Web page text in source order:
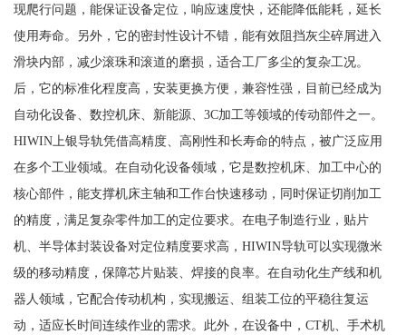
现爬行问题，能保证设备定位，响应速度快，还能降低能耗，延长
使用寿命。另外，它的密封性设计不错，能有效阻挡灰尘碎屑进入
滑块内部，减少滚珠和滚道的磨损，适合工厂多尘的复杂工况。
后，它的标准化程度高，安装更换方便，兼容性强，目前已经成为
自动化设备、数控机床、新能源、3C加工等领域的传动部件之一。
HIWIN上银导轨凭借高精度、高刚性和长寿命的特点，被广泛应用
在多个工业领域。在自动化设备领域，它是数控机床、加工中心的
核心部件，能支撑机床主轴和工作台快速移动，同时保证切削加工
的精度，满足复杂零件加工的定位要求。在电子制造行业，贴片
机、半导体封装设备对定位精度要求高，HIWIN导轨可以实现微米
级的移动精度，保障芯片贴装、焊接的良率。在自动化生产线和机
器人领域，它配合传动机构，实现搬运、组装工位的平稳往复运
动，适应长时间连续作业的需求。此外，在设备中，CT机、手术机